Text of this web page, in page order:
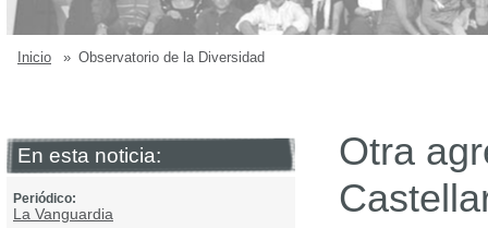
Inicio » Observatorio de la Diversidad
En esta noticia:
Periódico:
La Vanguardia
Otra